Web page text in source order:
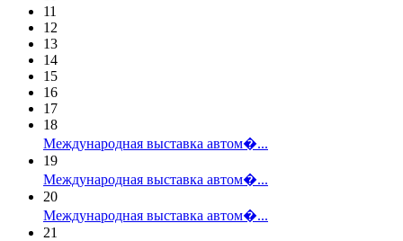
11
12
13
14
15
16
17
18
Международная выставка автом�...
19
Международная выставка автом�...
20
Международная выставка автом�...
21